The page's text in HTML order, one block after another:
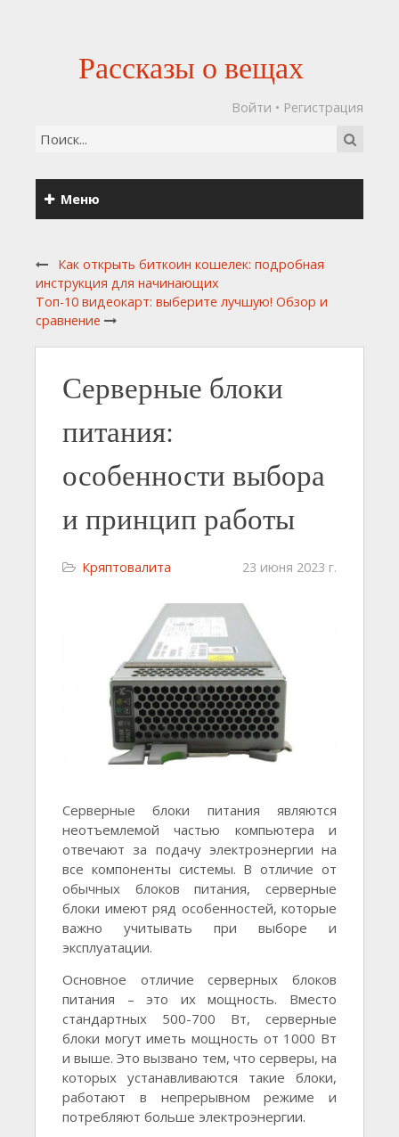
Рассказы о вещах
Войти • Регистрация
Меню
Как открыть биткоин кошелек: подробная
инструкция для начинающих
Топ-10 видеокарт: выберите лучшую! Обзор и
сравнение
Серверные блоки
питания:
особенности выбора
и принцип работы
Кряптовалита 23 июня 2023 г.
Серверные блоки питания являются
неотъемлемой частью компьютера и
отвечают за подачу электроэнергии на
все компоненты системы. В отличие от
обычных блоков питания, серверные
блоки имеют ряд особенностей, которые
важно учитывать при выборе и
эксплуатации.
Основное отличие серверных блоков
питания – это их мощность. Вместо
стандартных 500-700 Вт, серверные
блоки могут иметь мощность от 1000 Вт
и выше. Это вызвано тем, что серверы, на
которых устанавливаются такие блоки,
работают в непрерывном режиме и
потребляют больше электроэнергии.